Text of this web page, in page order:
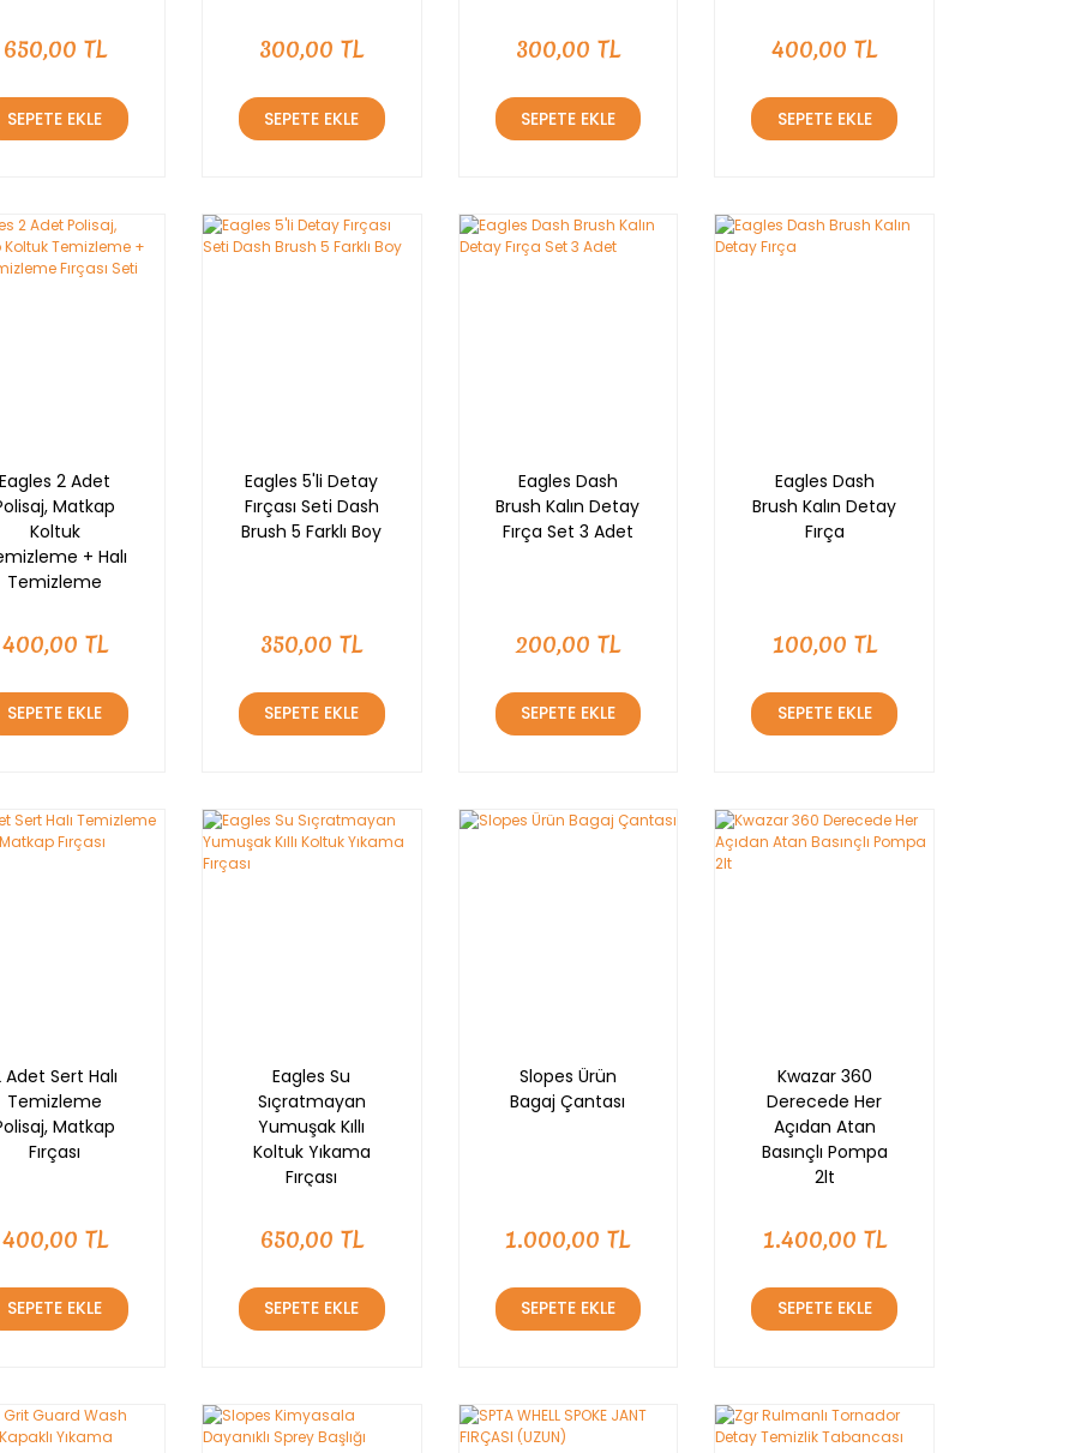
650,00 TL
SEPETE EKLE
300,00 TL
SEPETE EKLE
300,00 TL
SEPETE EKLE
400,00 TL
SEPETE EKLE
Eagles 2 Adet
Matkap
Koltuk
+ Halı
Temizleme
400,00 TL
SEPETE EKLE
Eagles 5'li Detay
Fırçası Seti Dash
Brush 5 Farklı Boy
350,00 TL
SEPETE EKLE
Eagles Dash
Brush Kalın Detay
Fırça Set 3 Adet
200,00 TL
SEPETE EKLE
Eagles Dash
Brush Kalın Detay
Fırça
100,00 TL
SEPETE EKLE
Adet Sert Halı
Temizleme
Matkap
Fırçası
400,00 TL
SEPETE EKLE
Eagles Su
Sıçratmayan
Yumuşak Kıllı
Koltuk Yıkama
Fırçası
650,00 TL
SEPETE EKLE
Slopes Ürün
Bagaj Çantası
1.000,00 TL
SEPETE EKLE
Kwazar 360
Derecede Her
Açıdan Atan
Basınçlı Pompa
2lt
1.400,00 TL
SEPETE EKLE